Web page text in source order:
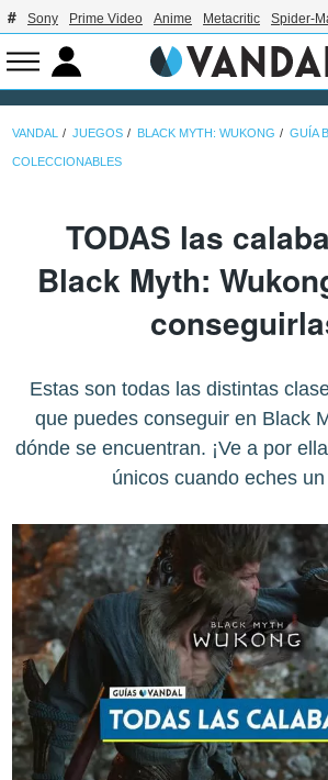
Sony Prime Video Anime Metacritic Spider-
VANDAL JUEGOS BLACK MYTH: WUKONG GUÍA
COLECCIONABLES
TODAS las
Black Myth:
Estas son todas las distintas
que puedes conseguir en Black
dónde se encuentran. ¡Ve a por
únicos cuando eches